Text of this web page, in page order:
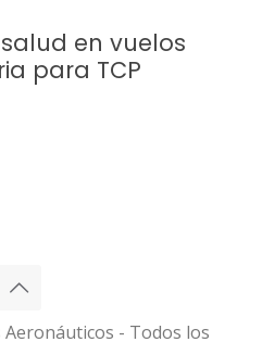
en vuelos
para TCP
- Todos los